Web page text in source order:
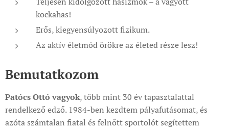
kockahas!
Erős, kiegyensúlyozott fizikum.
Az aktív életmód örökre az életed része lesz!
Bemutatkozom
Patócs Ottó vagyok, több mint 30 év tapasztalattal
rendelkező edző. 1984-ben kezdtem pályafutásomat, és
azóta számtalan fiatal és felnőtt sportolót segítettem